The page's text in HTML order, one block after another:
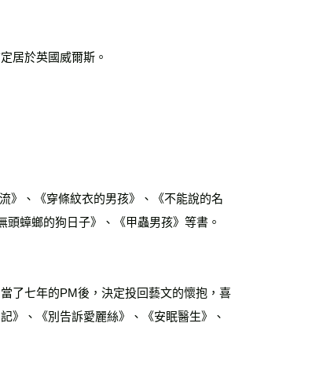
居於英國威爾斯。
》、《穿條紋衣的男孩》、《不能說的名
蟑螂的狗日子》、《甲蟲男孩》等書。
了七年的PM後，決定投回藝文的懷抱，喜
》、《別告訴愛麗絲》、《安眠醫生》、